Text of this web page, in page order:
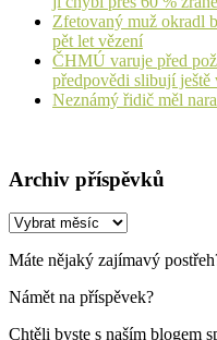
Zfetovaný muž okradl
pět let vězení
ČHMÚ varuje před
předpovědi slibují ještě
Neznámý řidič měl
Archiv příspěvků
Archiv
Máte nějaký zajímavý
Námět na příspěvek?
Chtěli byste s naším blogem